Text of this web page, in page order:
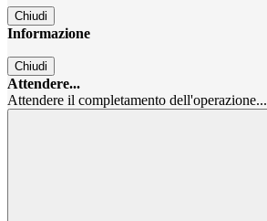
Chiudi
Informazione
Chiudi
Attendere...
Attendere il completamento dell'operazione...